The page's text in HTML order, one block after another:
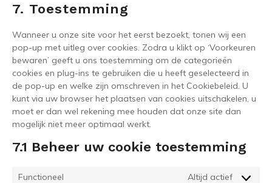
7. Toestemming
Wanneer u onze site voor het eerst bezoekt, tonen wij een
pop-up met uitleg over cookies. Zodra u klikt op ‘Voorkeuren
bewaren’ geeft u ons toestemming om de categorieën
cookies en plug-ins te gebruiken die u heeft geselecteerd in
de pop-up en welke zijn omschreven in het Cookiebeleid. U
kunt via uw browser het plaatsen van cookies uitschakelen, u
moet er dan wel rekening mee houden dat onze site dan
mogelijk niet meer optimaal werkt.
7.1 Beheer uw cookie toestemming
Functioneel Altijd actief